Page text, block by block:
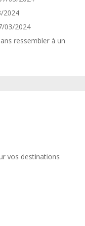
2024
03/2024
ressembler à un
vos destinations